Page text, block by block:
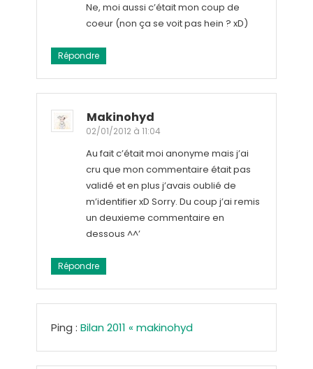
Ne, moi aussi c’était mon coup de
coeur (non ça se voit pas hein ? xD)
Répondre
Makinohyd
02/01/2012 à 11:04
Au fait c’était moi anonyme mais j’ai
cru que mon commentaire était pas
validé et en plus j’avais oublié de
m’identifier xD Sorry. Du coup j’ai remis
un deuxieme commentaire en
dessous ^^’
Répondre
Ping : Bilan 2011 « makinohyd